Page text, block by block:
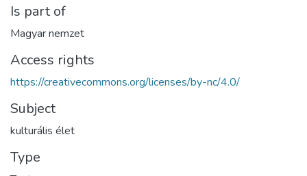
Is part of
Magyar nemzet
Access rights
https://creativecommons.org/licenses/by-nc/4.0/
Subject
kulturális élet
Type